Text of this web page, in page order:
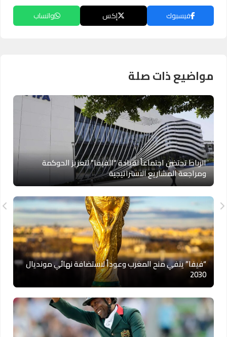
فيسبوك إكس واتساب
مواضيع ذات صلة
الرباط تحتضن اجتماعاً لقيادة “الفيفا” لتعزيز الحوكمة
ومراجعة المشاريع الاستراتيجية
“فيفا” ينفي منح المغرب وعوداً لاستضافة نهائي مونديال
2030